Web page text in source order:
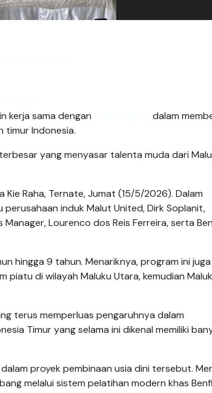
kerja sama dengan
dalam
timur Indonesia.
yang menyasar talenta muda dari
Raha, Ternate, Jumat (15/5/2026). Dalam
induk Malut United, Dirk Soplanit,
Lourenco dos Reis Ferreira, serta
hingga 9 tahun. Menariknya, program ini juga
piatu di wilayah Maluku Utara, kemudian
terus memperluas pengaruhnya dalam
Timur yang selama ini dikenal memiliki
proyek pembinaan usia dini tersebut.
melalui sistem pelatihan modern khas